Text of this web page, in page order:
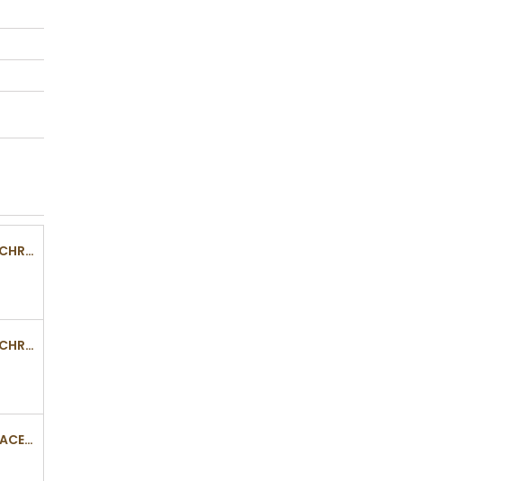
STYLO SLIMLINE CHROMÉ
STYLO SLIMLINE CHROMÉ NOIR
TUBES DE REMPLACEMENT POUR MÉCANISMES SLIMLINE